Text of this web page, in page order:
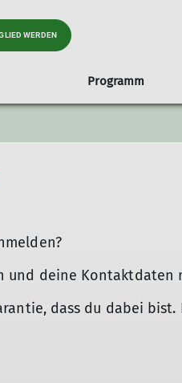
WERDEN
werden
Programm
Jugendtraining
DAV Offenburg
Öffnungszeiten und
Nordrach
und deine
dass du dabei